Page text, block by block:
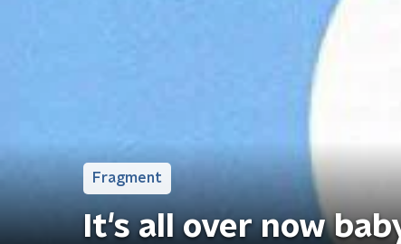
Fragment
It's all over now